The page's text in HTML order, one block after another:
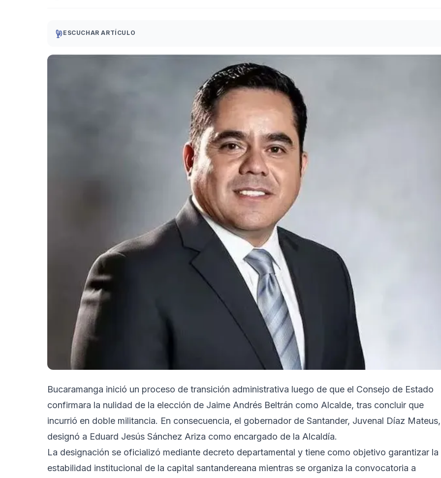
ESCUCHAR ARTÍCULO
Bucaramanga inició un proceso de transición administrativa luego de que el Consejo de Estado
confirmara la nulidad de la elección de Jaime Andrés Beltrán como Alcalde, tras concluir que
incurrió en doble militancia. En consecuencia, el gobernador de Santander, Juvenal Díaz Mateus,
designó a Eduard Jesús Sánchez Ariza como encargado de la Alcaldía.
La designación se oficializó mediante decreto departamental y tiene como objetivo garantizar la
estabilidad institucional de la capital santandereana mientras se organiza la convocatoria a